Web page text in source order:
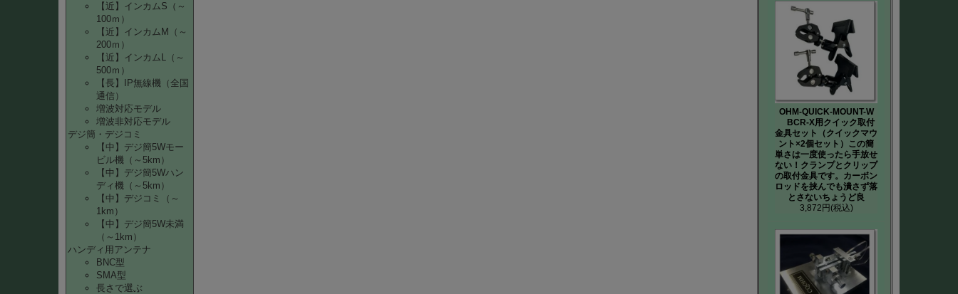
【近】インカムS（～
100ｍ）
【近】インカムM（～
200ｍ）
【近】インカムL（～
500ｍ）
【長】IP無線機（全国
通信）
増波対応モデル
増波非対応モデル
デジ簡・デジコミ
【中】デジ簡5Wモー
ビル機（～5km）
【中】デジ簡5Wハン
ディ機（～5km）
【中】デジコミ（～
1km）
【中】デジ簡5W未満
（～1km）
ハンディ用アンテナ
BNC型
SMA型
長さで選ぶ
OHM-QUICK-MOUNT-W
BCR-X用クイック取付
金具セット（クイックマウ
ント×2個セット）この簡
単さは一度使ったら手放せ
ない！クランプとクリップ
の取付金具です。カーボン
ロッドを挟んでも潰さず落
とさないちょうど良
3,872円(税込)